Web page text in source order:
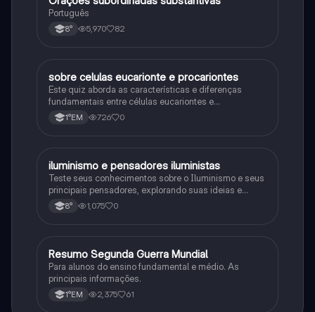
Português
8° 5,970 82
Biologia
sobre celulas eucarionte e procariontes
Este quiz aborda as características e diferenças
fundamentais entre células eucariontes e
procariontes.
1°EM 726 0
História
iluminismo e pensadores iluministas
Teste seus conhecimentos sobre o Iluminismo e seus
principais pensadores, explorando suas ideias e
impacto histórico.
8° 1,075 0
História
Resumo Segunda Guerra Mundial
Para alunos do ensino fundamental e médio. As
principais informações.
1°EM 2,375 61